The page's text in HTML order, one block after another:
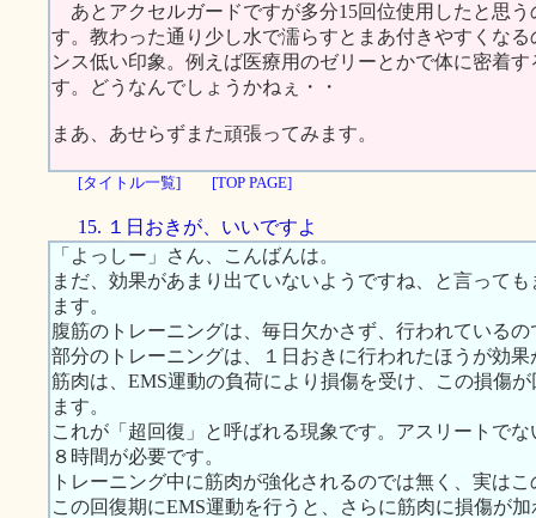
あとアクセルガードですが多分15回位使用したと思
す。教わった通り少し水で濡らすとまあ付きやすくな
ンス低い印象。例えば医療用のゼリーとかで体に密着
す。どうなんでしょうかねぇ・・
まあ、あせらずまた頑張ってみます。
[タイトル一覧] [TOP PAGE]
15. １日おきが、いいですよ
「よっしー」さん、こんばんは。
まだ、効果があまり出ていないようですね、と言って
ます。
腹筋のトレーニングは、毎日欠かさず、行われている
部分のトレーニングは、１日おきに行われたほうが効果
筋肉は、EMS運動の負荷により損傷を受け、この損傷
ます。
これが「超回復」と呼ばれる現象です。アスリートで
８時間が必要です。
トレーニング中に筋肉が強化されるのでは無く、実は
この回復期にEMS運動を行うと、さらに筋肉に損傷が